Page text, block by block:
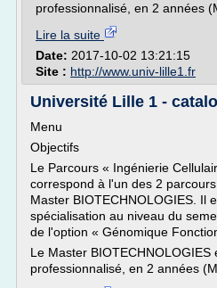
professionnalisé, en 2 années
Lire la suite
Date: 2017-10-02 13:21:15
Site : http://www.univ-lille1.fr
Université Lille 1 -
Menu
Objectifs
Le Parcours « Ingénierie
correspond à l'un des 2
Master BIOTECHNOLOGIES. Il
spécialisation au niveau du
de l'option « Génomique
Le Master BIOTECHNOLOGIES
professionnalisé, en 2 années